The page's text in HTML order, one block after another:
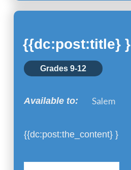
{{dc:post:title} }
Grades 9-12
Available to: Salem
{{dc:post:the_content} }